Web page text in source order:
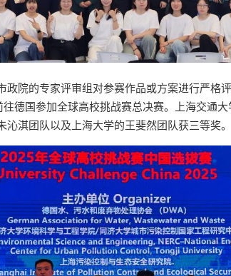
院的专家评审组对参赛作品或方案进行严格
德国参加全球高校挑战赛总决赛。上海交通
淇团队以及上海大学的王斐然团队获三等奖。